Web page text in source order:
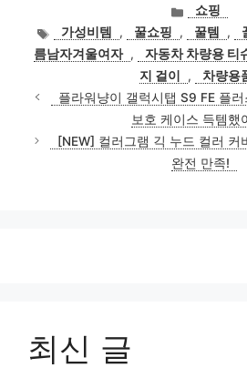
카
테
고
리
쇼핑
태
그
가성비템 , 꿀쇼핑 , 꿀템 ,
름남자겨울여자 ,
자동차 차량용 티
지 걸이
,
차량용
플라워냥이 갤럭시탭 S9 FE 플
보호 케이스 득템했
[NEW] 컬러그램 긱 누드 컬러 커
완전 만족!
최신 글